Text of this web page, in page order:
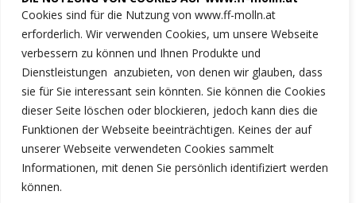
Cookies sind für die Nutzung von www.ff-molln.at
erforderlich. Wir verwenden Cookies, um unsere Webseite
verbessern zu können und Ihnen Produkte und
Dienstleistungen anzubieten, von denen wir glauben, dass
sie für Sie interessant sein könnten. Sie können die Cookies
dieser Seite löschen oder blockieren, jedoch kann dies die
Funktionen der Webseite beeinträchtigen. Keines der auf
unserer Webseite verwendeten Cookies sammelt
Informationen, mit denen Sie persönlich identifiziert werden
können.
der Marktgemeinde Molln
Feuerwehrstrasse 1
4591 Molln
Tel.: 07584/2222
ff-molln@ki.ooelfv.at